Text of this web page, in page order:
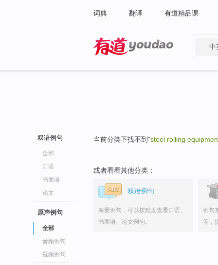
词典 翻译 有道精品课
中
双语例句
全部
口语
书面语
论文
原声例句
全部
音频例句
视频例句
当前分类下找不到"steel rolling
或者看看其他分类：
双语例句
海量例句，可以按难度查看口语、
书面语、论文例句。
例句
等，